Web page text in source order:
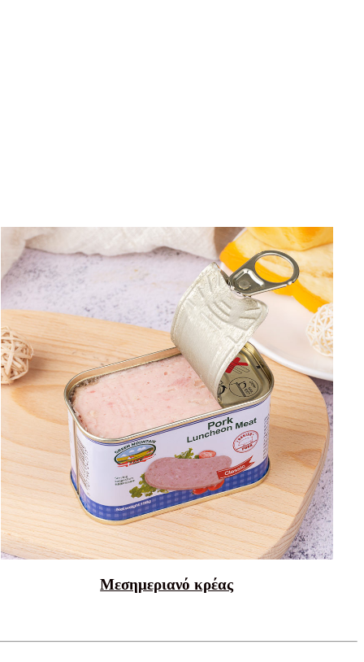
Μεσημεριανό κρέας